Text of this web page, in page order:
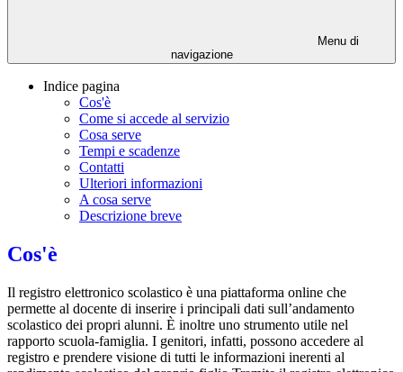
Menu di
navigazione
Indice pagina
Cos'è
Come si accede al servizio
Cosa serve
Tempi e scadenze
Contatti
Ulteriori informazioni
A cosa serve
Descrizione breve
Cos'è
Il registro elettronico scolastico è una piattaforma online che
permette al docente di inserire i principali dati sull’andamento
scolastico dei propri alunni. È inoltre uno strumento utile nel
rapporto scuola-famiglia. I genitori, infatti, possono accedere al
registro e prendere visione di tutti le informazioni inerenti al